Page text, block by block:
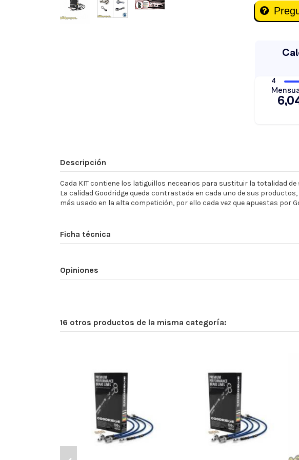
Descripción
Cada KIT contiene los latiguillos necearios para sustituir la totalidad de
La calidad Goodridge queda contrastada en cada uno de sus
más usado en la alta competición, por ello cada vez que apuestas por
Ficha técnica
Opiniones
16 otros productos de la misma categoría: